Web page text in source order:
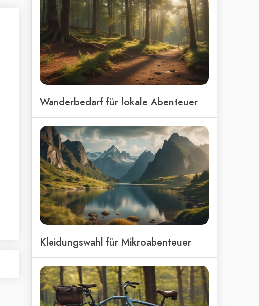
Wanderbedarf für lokale Abenteuer
Kleidungswahl für Mikroabenteuer